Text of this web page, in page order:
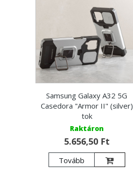
Samsung Galaxy A32 5G
Casedora "Armor II" (silver)
tok
Raktáron
5.656,50 Ft
Tovább